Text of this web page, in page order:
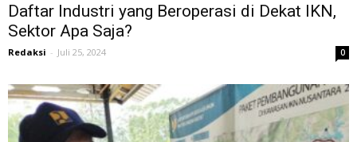
Daftar Industri yang Beroperasi di Dekat IKN,
Sektor Apa Saja?
Redaksi - Juli 25, 2024 0